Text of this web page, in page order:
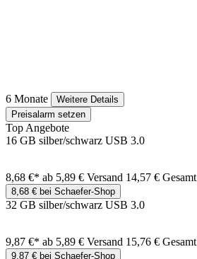
6 Monate
Weitere Details
Preisalarm setzen
Top Angebote
16 GB silber/schwarz USB 3.0
8,68 €* ab 5,89 € Versand 14,57 € Gesamt
8,68 € bei Schaefer-Shop
32 GB silber/schwarz USB 3.0
9,87 €* ab 5,89 € Versand 15,76 € Gesamt
9,87 € bei Schaefer-Shop